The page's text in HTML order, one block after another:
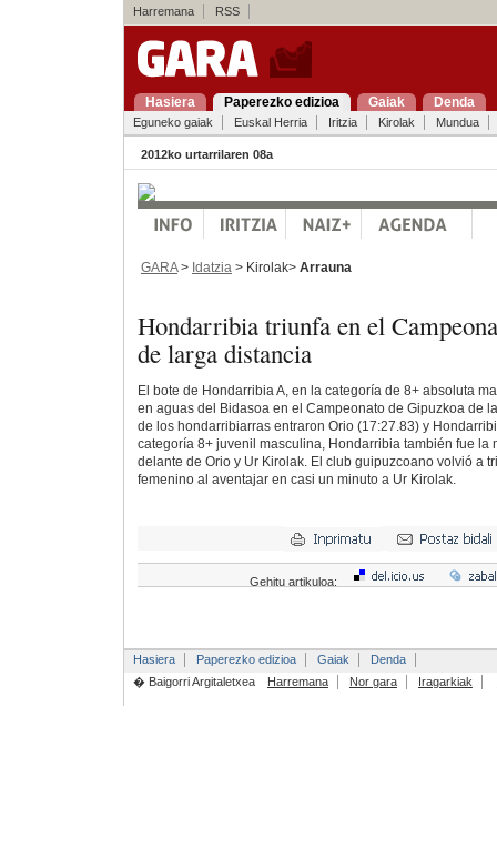
Harremana RSS
Hasiera Paperezko edizioa Gaiak Denda
Eguneko gaiak Euskal Herria Iritzia Kirolak Mundua
2012ko urtarrilaren 08a
GARA> Idatzia > Kirolak> Arrauna
Hondarribia triunfa en el
de larga distancia
El bote de Hondarribia A, en la categoría de 8+ absoluta
en aguas del Bidasoa en el Campeonato de Gipuzkoa de
de los hondarribiarras entraron Orio (17:27.83) y
categoría 8+ juvenil masculina, Hondarribia también fue la
delante de Orio y Ur Kirolak. El club guipuzcoano volvió a
femenino al aventajar en casi un minuto a Ur Kirolak.
Gehitu artikuloa:
Hasiera Paperezko edizioa Gaiak
Denda
� Baigorri Argitaletxea
Harremana Nor gara Iragarkiak